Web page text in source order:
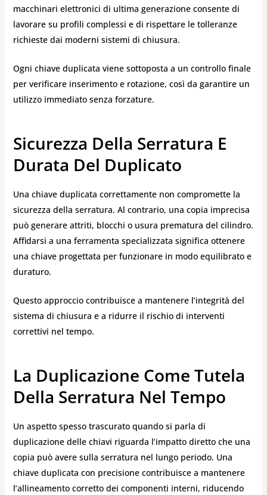
macchinari elettronici di ultima generazione consente di
lavorare su profili complessi e di rispettare le tolleranze
richieste dai moderni sistemi di chiusura.
Ogni chiave duplicata viene sottoposta a un controllo finale
per verificare inserimento e rotazione, così da garantire un
utilizzo immediato senza forzature.
Sicurezza Della Serratura E
Durata Del Duplicato
Una chiave duplicata correttamente non compromette la
sicurezza della serratura. Al contrario, una copia imprecisa
può generare attriti, blocchi o usura prematura del cilindro.
Affidarsi a una ferramenta specializzata significa ottenere
una chiave progettata per funzionare in modo equilibrato e
duraturo.
Questo approccio contribuisce a mantenere l’integrità del
sistema di chiusura e a ridurre il rischio di interventi
correttivi nel tempo.
La Duplicazione Come Tutela
Della Serratura Nel Tempo
Un aspetto spesso trascurato quando si parla di
duplicazione delle chiavi riguarda l’impatto diretto che una
copia può avere sulla serratura nel lungo periodo. Una
chiave duplicata con precisione contribuisce a mantenere
l’allineamento corretto dei componenti interni, riducendo